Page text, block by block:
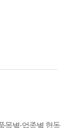
목별·업종별 협동